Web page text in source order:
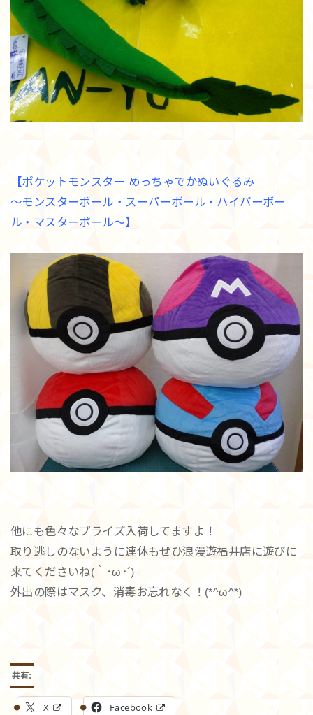
【ポケットモンスター めっちゃでかぬいぐるみ
～モンスターボール・スーパーボール・ハイパーボー
ル・マスターボール～】
他にも色々なプライズ入荷してますよ！
取り逃しのないように連休もぜひ浪漫遊福井店に遊びに
来てくださいね(｀･ω･´)
外出の際はマスク、消毒お忘れなく！(*^ω^*)
共有:
X Facebook